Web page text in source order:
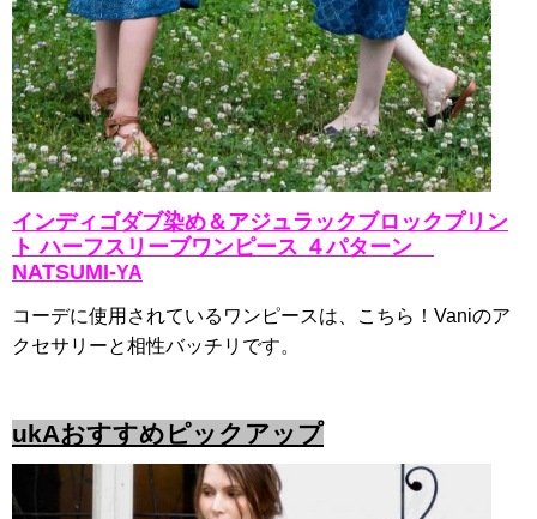
インディゴダブ染め＆アジュラックブロックプリン
ト ハーフスリーブワンピース ４パターン
NATSUMI-YA
コーデに使用されているワンピースは、こちら！Vaniのア
クセサリーと相性バッチリです。
ukAおすすめピックアップ